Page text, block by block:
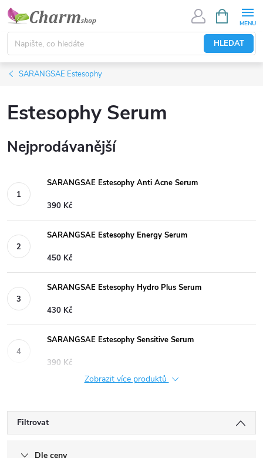
Přejít
obsah
HLEDAT
NÁKUPNÍ
KOŠÍK
SARANGSAE Estesophy
Estesophy Serum
Nejprodávanější
SARANGSAE Estesophy Anti Acne Serum
390 Kč
SARANGSAE Estesophy Energy Serum
450 Kč
SARANGSAE Estesophy Hydro Plus Serum
430 Kč
SARANGSAE Estesophy Sensitive Serum
390 Kč
Zobrazit více produktů
Filtrovat
Dle ceny